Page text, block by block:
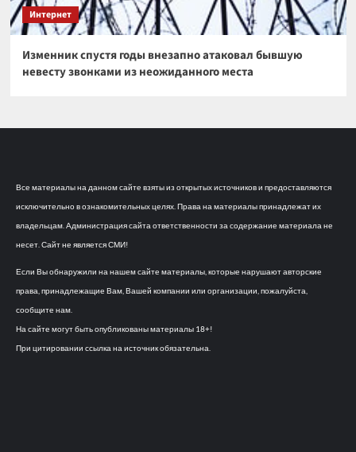
Интернет
Изменник спустя годы внезапно атаковал бывшую
невесту звонками из неожиданного места
Все материалы на данном сайте взяты из открытых источников и предоставляются
исключительно в ознакомительных целях. Права на материалы принадлежат их
владельцам. Администрация сайта ответственности за содержание материала не
несет. Сайт не является СМИ!
Если Вы обнаружили на нашем сайте материалы, которые нарушают авторские
права, принадлежащие Вам, Вашей компании или организации, пожалуйста,
сообщите нам.
На сайте могут быть опубликованы материалы 18+!
При цитировании ссылка на источник обязательна.